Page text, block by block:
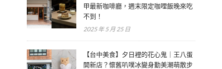
甲最新咖啡廳，週末限定咖哩飯晚來吃
不到！
2025 年 5 月 25 日
【台中美食】夕日裡的花心鬼｜王八蛋
開新店？懷舊叭噗冰變身勤美潮萌散步